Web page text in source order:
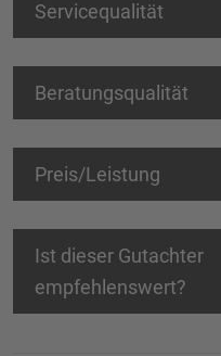
Servicequalität
Beratungsqualität
Preis/Leistung
Ist dieser Gutachter
empfehlenswert?